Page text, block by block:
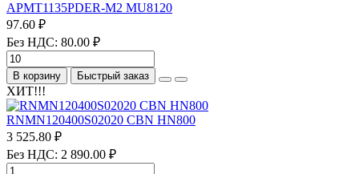
APMT1135PDER-M2 MU8120
97.60 ₽
Без НДС: 80.00 ₽
В корзину Быстрый заказ
ХИТ!!!
RNMN120400S02020 CBN HN800
3 525.80 ₽
Без НДС: 2 890.00 ₽